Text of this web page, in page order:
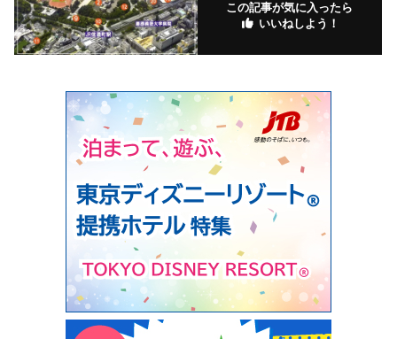
この記事が気に入ったら
いいねしよう！